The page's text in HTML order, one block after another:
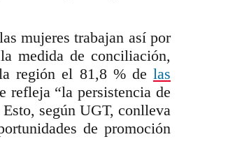
mujeres trabajan así por
medida de conciliación,
región el 81,8 % de las
refleja “la persistencia de
según UGT, conlleva
de promoción